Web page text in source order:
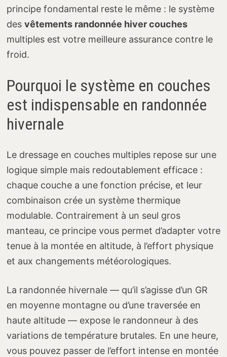
principe fondamental reste le même : le système
des vêtements randonnée hiver couches
multiples est votre meilleure assurance contre le
froid.
Pourquoi le système en couches
est indispensable en randonnée
hivernale
Le dressage en couches multiples repose sur une
logique simple mais redoutablement efficace :
chaque couche a une fonction précise, et leur
combinaison crée un système thermique
modulable. Contrairement à un seul gros
manteau, ce principe vous permet d’adapter votre
tenue à la montée en altitude, à l’effort physique
et aux changements météorologiques.
La randonnée hivernale — qu’il s’agisse d’un GR
en moyenne montagne ou d’une traversée en
haute altitude — expose le randonneur à des
variations de température brutales. En une heure,
vous pouvez passer de l’effort intense en montée